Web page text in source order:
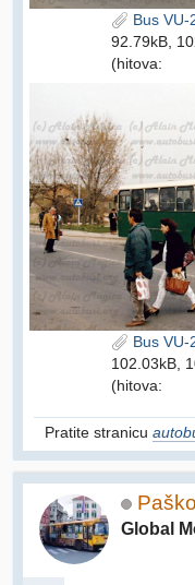
Bus VU-
92.79kB,
(hitova:
Bus VU-
102.03kB,
(hitova:
Pratite stranicu
Paško
Global